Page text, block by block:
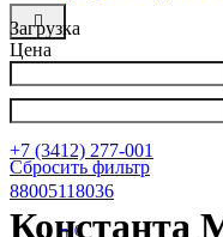
Написать в Телеграм
+7 (3412) 277-001
88005118036
0
Загрузка
Цена
Сбросить фильтр
Константа